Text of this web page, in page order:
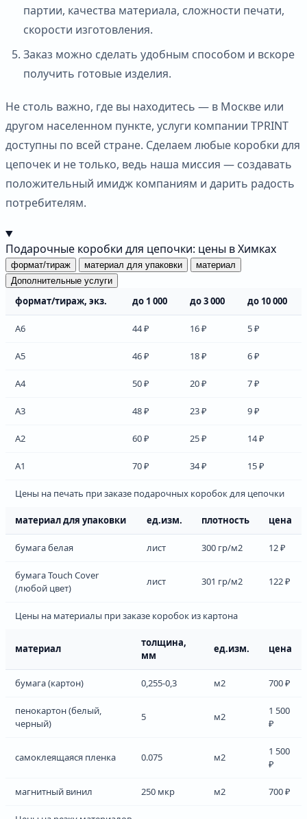
партии, качества материала, сложности печати,
скорости изготовления.
Заказ можно сделать удобным способом и вскоре
получить готовые изделия.
Не столь важно, где вы находитесь — в Москве или
другом населенном пункте, услуги компании TPRINT
доступны по всей стране. Сделаем любые коробки для
цепочек и не только, ведь наша миссия — создавать
положительный имидж компаниям и дарить радость
потребителям.
Подарочные коробки для цепочки: цены в Химках
формат/тираж материал для упаковки
материал
Дополнительные услуги
формат/тираж, экз. до 1 000 до 3 000 до 10 000
А6 44 ₽ 16 ₽ 5 ₽
А5 46 ₽ 18 ₽ 6 ₽
А4 50 ₽ 20 ₽ 7 ₽
А3 48 ₽ 23 ₽ 9 ₽
А2 60 ₽ 25 ₽ 14 ₽
А1 70 ₽ 34 ₽ 15 ₽
Цены на печать при заказе подарочных коробок для цепочки
материал для упаковки ед.изм. плотность цена
бумага белая лист 300 гр/м2 12 ₽
бумага Touch Cover
(любой цвет)
лист 301 гр/м2 122 ₽
Цены на материалы при заказе коробок из картона
материал
толщина,
мм
ед.изм. цена
бумага (картон) 0,255-0,3 м2 700 ₽
пенокартон (белый,
черный)
5 м2
1 500
₽
самоклеящаяся пленка 0.075 м2
1 500
₽
магнитный винил 250 мкр м2 700 ₽